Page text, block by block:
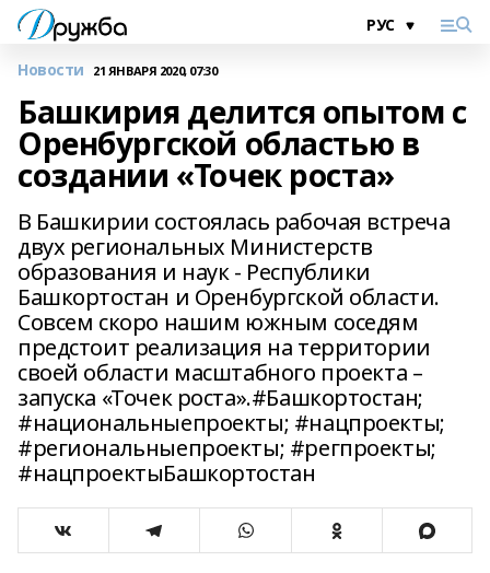
Новости 21 ЯНВАРЯ 2020, 07:30
Башкирия делится опытом с
Оренбургской областью в
создании «Точек роста»
В Башкирии состоялась рабочая встреча
двух региональных Министерств
образования и наук - Республики
Башкортостан и Оренбургской области.
Совсем скоро нашим южным соседям
предстоит реализация на территории
своей области масштабного проекта –
запуска «Точек роста».#Башкортостан;
#национальныепроекты; #нацпроекты;
#региональныепроекты; #регпроекты;
#нацпроектыБашкортостан